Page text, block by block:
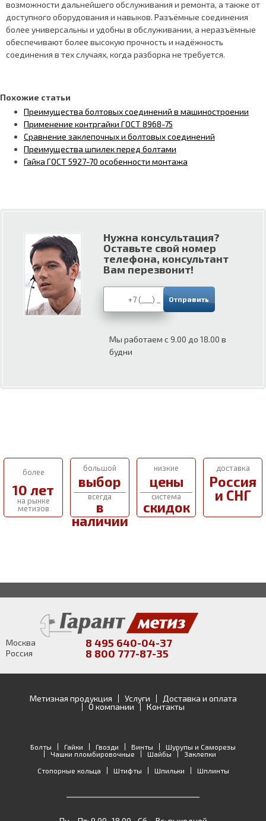
возможности дальнейшего обслуживания и ремонта, а также от
доступного оборудования и навыков. Разъёмные соединения
более универсальны и удобны в обслуживании, а неразъёмные
обеспечивают более высокую прочность и надёжность
соединения в тех случаях, когда разборка не требуется.
Похожие статьи
Преимущества болтовых соединений в машиностроении
Применение контргайки ГОСТ 8968-75
Сравнение заклепочных и болтовых соединений
Преимущества шпилек перед болтами
Гайка ГОСТ 5927-70 особенности монтажа
Нужна консультация?
Оставьте свой номер
телефона, консультант
Вам перезвонит!
Мы работаем с 9.00 до 18.00 в
будни
более
10 лет
на рынке
метизов
большой
выбор
всегда
в
наличии
низкие
цены
система
скидок
доставка
Россия
и СНГ
Москва 8 495 640-04-37
Россия 8 800 777-87-35
Метизная продукция Услуги
Доставка и оплата
О компании
Контакты
Болты Гайки Гвозди Винты
Шурупы и Саморезы
Чашки пломбировочные
Шайбы
Заклепки
Стопорные кольца
Штифты Шпильки Шплинты